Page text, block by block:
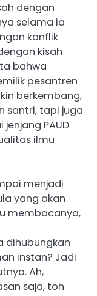
dengan
selama ia
konflik
kisah
bahwa
pesantren
berkembang,
santri, tapi juga
PAUD
ilmu
menjadi
yang akan
membacanya,
dihubungkan
instan? Jadi
Ah,
saja, toh